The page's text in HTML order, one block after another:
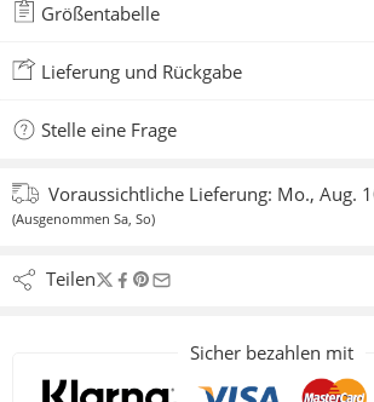
Größentabelle
Lieferung und Rückgabe
Stelle eine Frage
Voraussichtliche Lieferung: Mo., Aug.
(Ausgenommen Sa, So)
Teilen
Sicher bezahlen mit